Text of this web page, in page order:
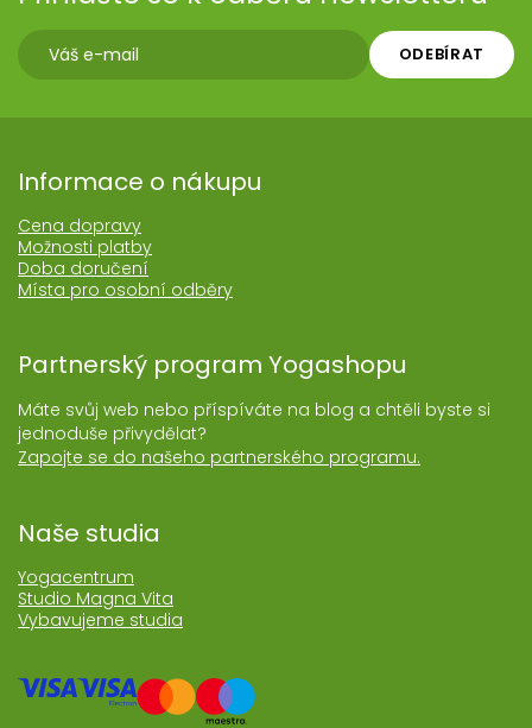
ODEBÍRAT
Informace o nákupu
Cena dopravy
Možnosti platby
Doba doručení
Místa pro osobní odběry
Partnerský program Yogashopu
Máte svůj web nebo příspíváte na blog a chtěli byste si
jednoduše přivydělat?
Zapojte se do našeho partnerského programu.
Naše studia
Yogacentrum
Studio Magna Vita
Vybavujeme studia